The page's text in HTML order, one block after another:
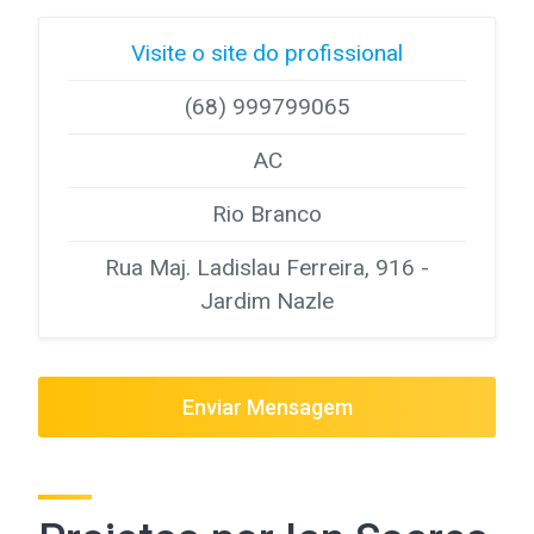
Visite o site do profissional
(68) 999799065
AC
Rio Branco
Rua Maj. Ladislau Ferreira, 916 -
Jardim Nazle
Enviar Mensagem